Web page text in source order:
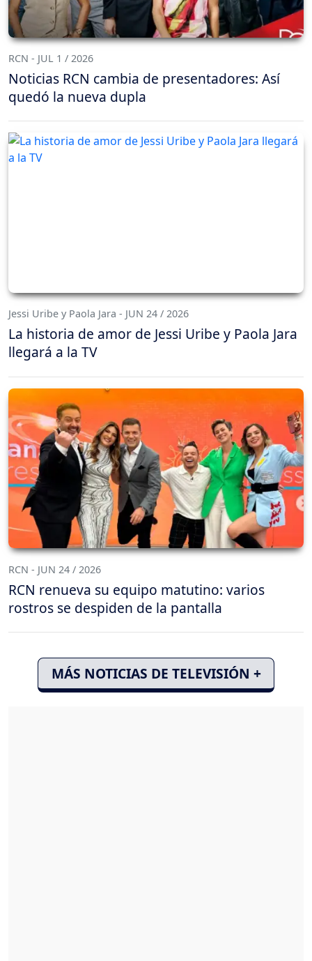
RCN - JUL 1 / 2026
Noticias RCN cambia de presentadores: Así
quedó la nueva dupla
Jessi Uribe y Paola Jara - JUN 24 / 2026
La historia de amor de Jessi Uribe y Paola Jara
llegará a la TV
RCN - JUN 24 / 2026
RCN renueva su equipo matutino: varios
rostros se despiden de la pantalla
MÁS NOTICIAS DE TELEVISIÓN +